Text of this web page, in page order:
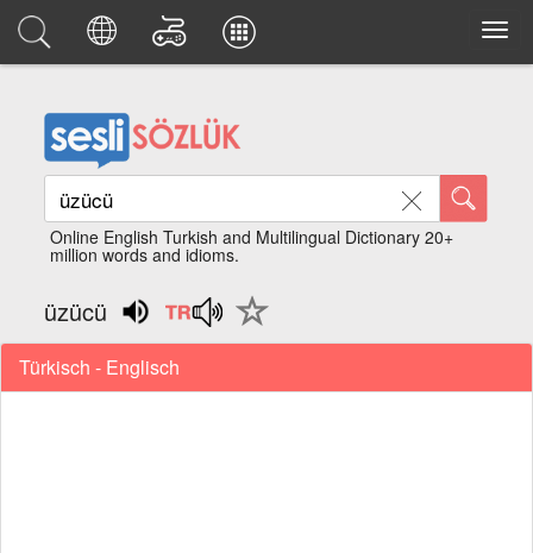
Online English Turkish and Multilingual Dictionary 20+
million words and idioms.
üzücü
Türkisch - Englisch